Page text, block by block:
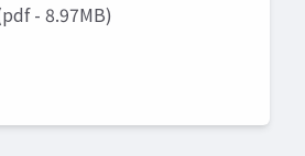
- 8.97MB)